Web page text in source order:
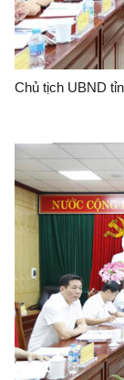
Chủ tịch UBND